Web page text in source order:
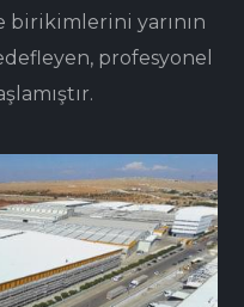
birikimlerini yarının
profesyonel